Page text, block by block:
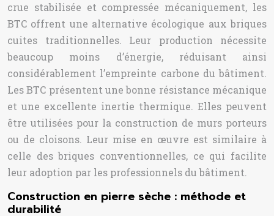
crue stabilisée et compressée mécaniquement, les
BTC offrent une alternative écologique aux briques
cuites traditionnelles. Leur production nécessite
beaucoup moins d’énergie, réduisant ainsi
considérablement l’empreinte carbone du bâtiment.
Les BTC présentent une bonne résistance mécanique
et une excellente inertie thermique. Elles peuvent
être utilisées pour la construction de murs porteurs
ou de cloisons. Leur mise en œuvre est similaire à
celle des briques conventionnelles, ce qui facilite
leur adoption par les professionnels du bâtiment.
Construction en pierre sèche : méthode et
durabilité